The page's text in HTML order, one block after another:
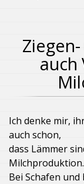
auch
Ich denke mir,
auch schon,
dass Lämmer
Milchproduktion.
Bei Schafen